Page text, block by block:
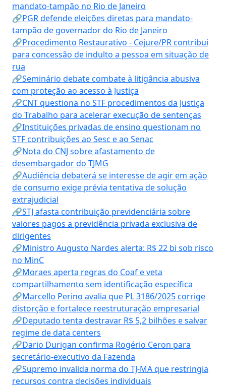
mandato-tampão no Rio de Janeiro
🔗PGR defende eleições diretas para mandato-
tampão de governador do Rio de Janeiro
🔗Procedimento Restaurativo - Cejure/PR contribui
para concessão de indulto a pessoa em situação de
rua
🔗Seminário debate combate à litigância abusiva
com proteção ao acesso à Justiça
🔗CNT questiona no STF procedimentos da Justiça
do Trabalho para acelerar execução de sentenças
🔗Instituições privadas de ensino questionam no
STF contribuições ao Sesc e ao Senac
🔗Nota do CNJ sobre afastamento de
desembargador do TJMG
🔗Audiência debaterá se interesse de agir em ação
de consumo exige prévia tentativa de solução
extrajudicial
🔗STJ afasta contribuição previdenciária sobre
valores pagos a previdência privada exclusiva de
dirigentes
🔗Ministro Augusto Nardes alerta: R$ 22 bi sob risco
no MinC
🔗Moraes aperta regras do Coaf e veta
compartilhamento sem identificação específica
🔗Marcello Perino avalia que PL 3186/2025 corrige
distorção e fortalece reestruturação empresarial
🔗Deputado tenta destravar R$ 5,2 bilhões e salvar
regime de data centers
🔗Dario Durigan confirma Rogério Ceron para
secretário-executivo da Fazenda
🔗Supremo invalida norma do TJ-MA que restringia
recursos contra decisões individuais